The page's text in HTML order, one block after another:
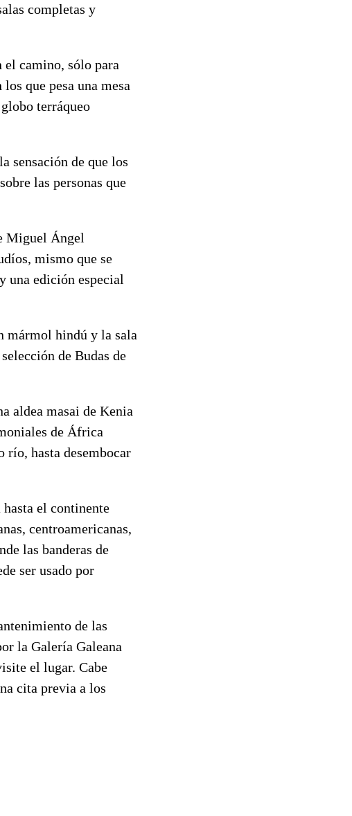
completas y
el camino, sólo para
que pesa una mesa
terráqueo
sensación de que los
las personas que
Miguel Ángel
mismo que se
una edición especial
mármol hindú y la sala
de Budas de
aldea masai de Kenia
de África
río, hasta desembocar
el continente
centroamericanas,
las banderas de
ser usado por
de las
la Galería Galeana
el lugar. Cabe
cita previa a los